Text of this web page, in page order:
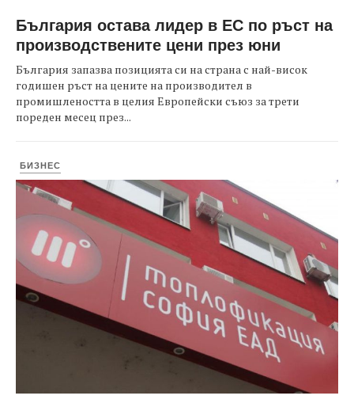
България остава лидер в ЕС по ръст на
производствените цени през юни
България запазва позицията си на страна с най-висок
годишен ръст на цените на производител в
промишлеността в целия Европейски съюз за трети
пореден месец през...
БИЗНЕС